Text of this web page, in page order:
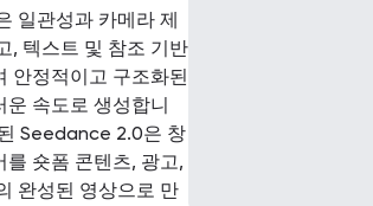
일관성과 카메라 제
, 텍스트 및 참조 기반
안정적이고 구조화된
운 속도로 생성합니
Seedance 2.0은 창
를 숏폼 콘텐츠, 광고,
완성된 영상으로 만